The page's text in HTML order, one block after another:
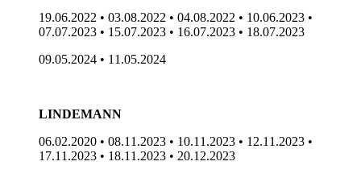
19.06.2022 • 03.08.2022 • 04.08.2022 • 10.06.2023 •
07.07.2023 • 15.07.2023 • 16.07.2023 • 18.07.2023
09.05.2024 • 11.05.2024
LINDEMANN
06.02.2020 • 08.11.2023 • 10.11.2023 • 12.11.2023 •
17.11.2023 • 18.11.2023 • 20.12.2023